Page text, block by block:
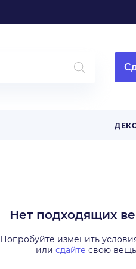
Нет подходящих
Попробуйте изменить
или сдайте свою вещь